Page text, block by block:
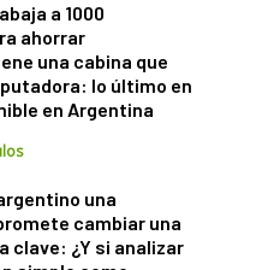
a 1000
ahorrar
una cabina que
lo último en
en Argentina
una
cambiar una
clave: ¿Y si analizar